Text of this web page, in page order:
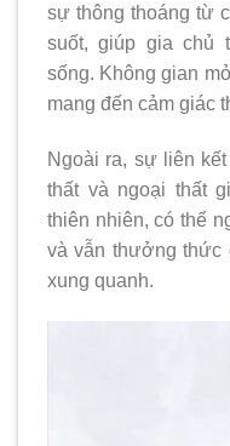
sự thông thoáng từ
suốt, giúp gia chủ
sống. Không gian
mang đến cảm giác
Ngoài ra, sự liên
thất và ngoại thất
thiên nhiên, có thể
và vẫn thưởng thức
xung quanh.